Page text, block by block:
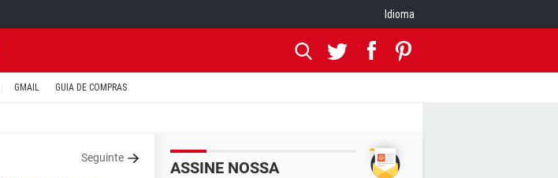
Idioma
GMAIL GUIA DE COMPRAS
Seguinte
ASSINE NOSSA